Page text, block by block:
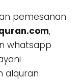
pemesanan
,
whatsapp
alquran